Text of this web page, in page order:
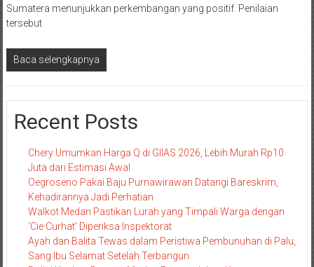
Sumatera menunjukkan perkembangan yang positif. Penilaian
tersebut
Baca selengkapnya
Recent Posts
Chery Umumkan Harga Q di GIIAS 2026, Lebih Murah Rp10
Juta dari Estimasi Awal
Oegroseno Pakai Baju Purnawirawan Datangi Bareskrim,
Kehadirannya Jadi Perhatian
Walkot Medan Pastikan Lurah yang Timpali Warga dengan
‘Cie Curhat’ Diperiksa Inspektorat
Ayah dan Balita Tewas dalam Peristiwa Pembunuhan di Palu,
Sang Ibu Selamat Setelah Terbangun